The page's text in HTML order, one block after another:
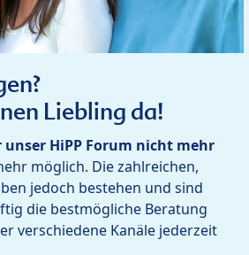
Liebling da!
HiPP Forum nicht mehr
möglich. Die zahlreichen,
jedoch bestehen und sind
die bestmögliche Beratung
verschiedene Kanäle jederzeit